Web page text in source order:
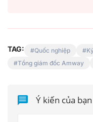
TAG: Quốc nghiệp
Tổng giám đốc Amway
Ý kiến của bạn